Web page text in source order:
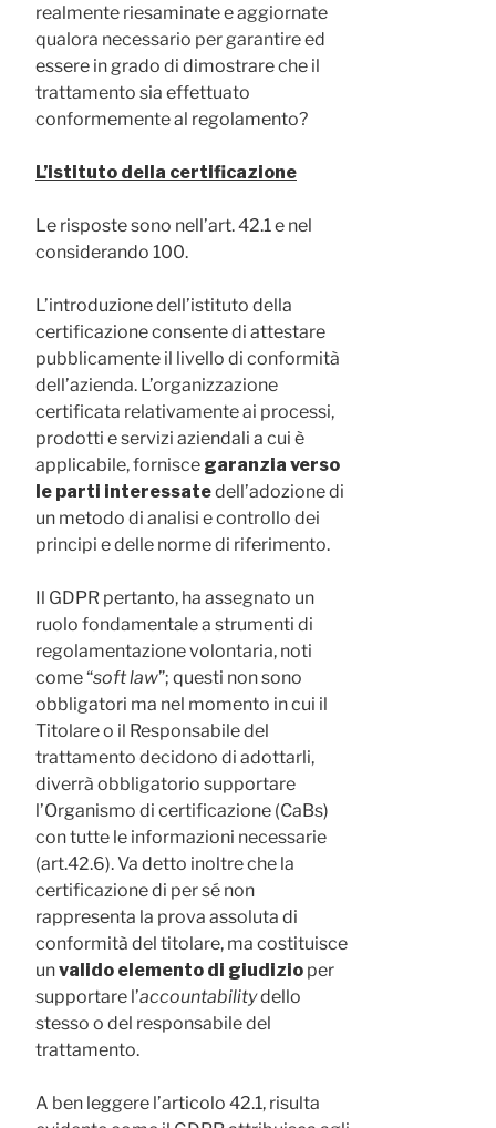
realmente riesaminate e aggiornate
qualora necessario per garantire ed
essere in grado di dimostrare che il
trattamento sia effettuato
conformemente al regolamento?
L’istituto della certificazione
Le risposte sono nell’art. 42.1 e nel
considerando 100.
L’introduzione dell’istituto della
certificazione consente di attestare
pubblicamente il livello di conformità
dell’azienda. L’organizzazione
certificata relativamente ai processi,
prodotti e servizi aziendali a cui è
applicabile, fornisce garanzia verso
le parti interessatedell’adozione di
un metodo di analisi e controllo dei
principi e delle norme di riferimento.
Il GDPR pertanto, ha assegnato un
ruolo fondamentale a strumenti di
regolamentazione volontaria, noti
come “soft law”; questi non sono
obbligatori ma nel momento in cui il
Titolare o il Responsabile del
trattamento decidono di adottarli,
diverrà obbligatorio supportare
l’Organismo di certificazione (CaBs)
con tutte le informazioni necessarie
(art.42.6). Va detto inoltre che la
certificazione di per sé non
rappresenta la prova assoluta di
conformità del titolare, ma costituisce
unvalido elemento di giudizio per
supportare l’accountabilitydello
stesso o del responsabile del
trattamento.
A ben leggere l’articolo 42.1, risulta